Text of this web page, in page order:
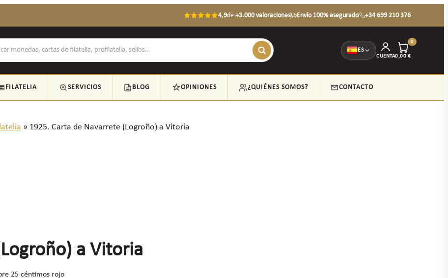
4,9de +3.000 valoraciones Envío 100% asegurado +34 699 210 376
ES
CUENTA
0
0,00 €
FILATELIA SERVICIOS BLOG OPINIONES ¿QUIÉNES SOMOS? CONTACTO
» 1925. Carta de Navarrete (Logroño) a Vitoria
a Vitoria
25 céntimos rojo